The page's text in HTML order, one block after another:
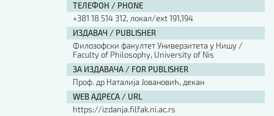
ТЕЛЕФОН / PHONE
+381 18 514 312, локал/ext 191,194
ИЗДАВАЧ / PUBLISHER
Филозофски факултет Универзитета у Нишу /
Faculty of Philosophy, University of Nis
ЗА ИЗДАВАЧА / FOR PUBLISHER
Проф. др Наталија Јовановић, декан
WEB АДРЕСА / URL
https://izdanja.filfak.ni.ac.rs